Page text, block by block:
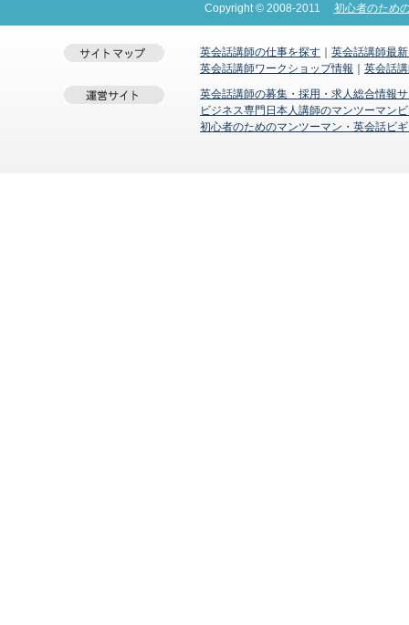
Copyright © 2008-2011 初心者のため
英会話講師の仕事を探す
英会話講師最
英会話講師ワークショップ情報
英会話
英会話講師の募集・採用・求人総合情報
ビジネス専門日本人講師のマンツーマン
初心者のためのマンツーマン・英会話ビ